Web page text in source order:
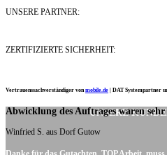
UNSERE PARTNER:
ZERTIFIZIERTE SICHERHEIT:
Vertrauenssachverständiger vonmobile.de DAT Systempartner
UNSERE
Abwicklung des Auftrages waren
Winfried S. aus Dorf Gutow